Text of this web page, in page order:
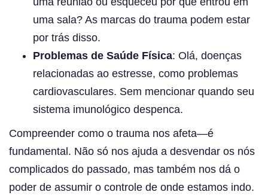
uma sala? As marcas do trauma podem estar
por trás disso.
Problemas de Saúde Física: Olá, doenças
relacionadas ao estresse, como problemas
cardiovasculares. Sem mencionar quando seu
sistema imunológico despenca.
Compreender como o trauma nos afeta—é
fundamental. Não só nos ajuda a desvendar os nós
complicados do passado, mas também nos dá o
poder de assumir o controle de onde estamos indo.